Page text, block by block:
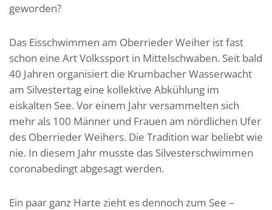
geworden?
Das Eisschwimmen am Oberrieder Weiher ist fast
schon eine Art Volkssport in Mittelschwaben. Seit bald
40 Jahren organisiert die Krumbacher Wasserwacht
am Silvestertag eine kollektive Abkühlung im
eiskalten See. Vor einem Jahr versammelten sich
mehr als 100 Männer und Frauen am nördlichen Ufer
des Oberrieder Weihers. Die Tradition war beliebt wie
nie. In diesem Jahr musste das Silvesterschwimmen
coronabedingt abgesagt werden.
Ein paar ganz Harte zieht es dennoch zum See –